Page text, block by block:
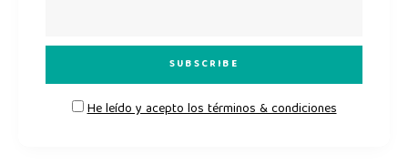
He leído y acepto los términos & condiciones